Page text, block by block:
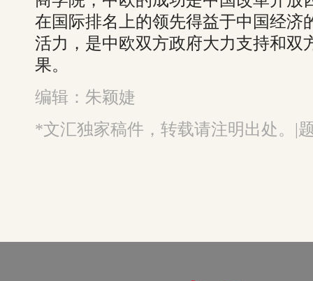
在国际排名上的领先得益于中国经济
活力，是中欧双方政府大力支持和双
果。
编辑：朱颖婕
*文汇独家稿件，转载请注明出处。|